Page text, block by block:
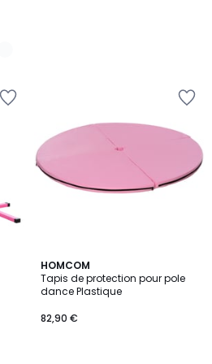
HOMCOM
Tapis de protection pour pole
dance Plastique
82,90 €
5
/
5